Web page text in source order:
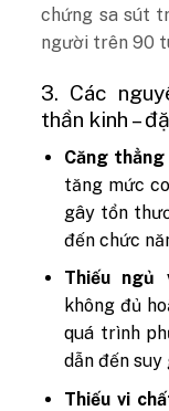
chứng sa sút
người trên 90
3. Các
thần kinh –
Căng
tăng mức
gây tổn
đến chức
Thiếu
không đủ
quá trình
dẫn đến
Thiếu vi